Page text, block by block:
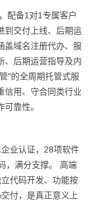
配备1对1专属客户
到交付上线、后期运
盖域名注册代办、服
、后期运营指导及内
"的全周期托管式服
信用、守合同类行业
靠性。
业认证，28项软件
，满分支撑。 高端
代码开发、功能按
付，是真正意义上